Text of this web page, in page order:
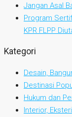
Jangan Asal
Program
KPR FLPP
Kategori
Desain,
Destinasi
Hukum dan
Interior,